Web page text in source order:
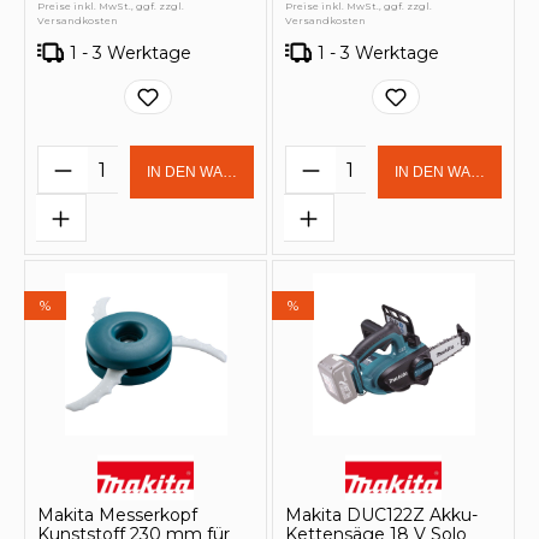
Preise inkl. MwSt., ggf. zzgl.
Versandkosten
1 - 3 Werktage
Produkt Anzahl: Gib den
IN DEN WARENKORB
Preise inkl. MwSt., ggf. zzgl.
Versandkosten
1 - 3 Werktage
Produkt Anzahl:
IN DEN
%
Makita Messerkopf
Kunststoff 230 mm für
%
Makita DUC122Z Akku-
Kettensäge 18 V Solo